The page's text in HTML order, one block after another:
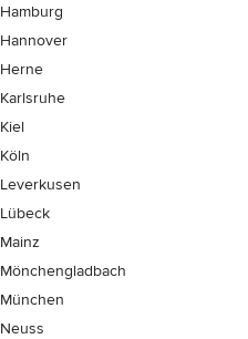
Hamburg
Hannover
Herne
Karlsruhe
Kiel
Köln
Leverkusen
Lübeck
Mainz
Mönchen­gladbach
München
Neuss